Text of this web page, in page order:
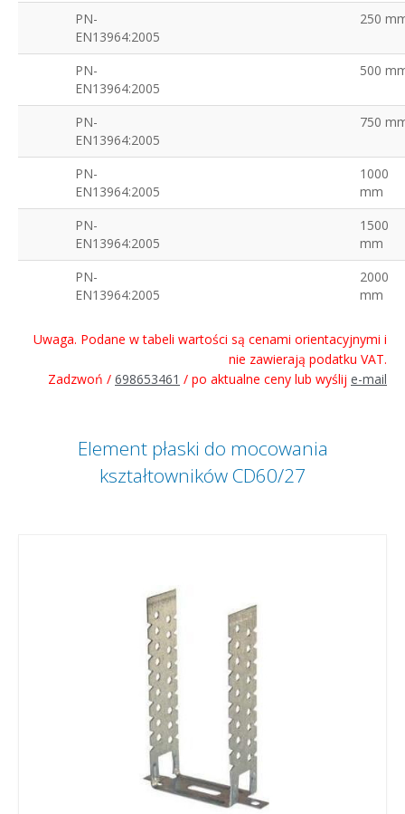
PN-
EN13964:2005
250
PN-
EN13964:2005
500
PN-
EN13964:2005
750
PN-
EN13964:2005
1000
mm
PN-
EN13964:2005
1500
mm
PN-
EN13964:2005
2000
mm
Uwaga. Podane w tabeli wartości są cenami orientacyjnymi i
nie zawierają podatku VAT.
Zadzwoń / 698653461 / po aktualne ceny lub wyślij e-mail
Element płaski do mocowania
kształtowników CD60/27